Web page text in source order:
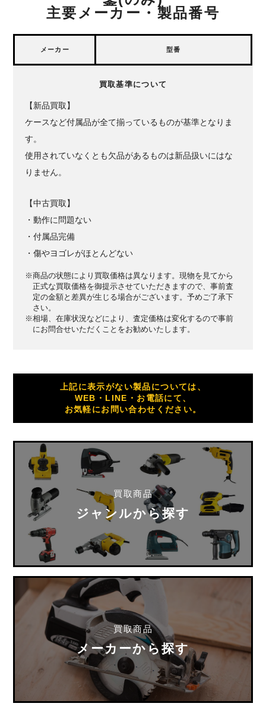
主要メーカー・製品番号
メーカー 型番
買取基準について
【新品買取】
ケースなど付属品が全て揃っているものが基準となりま
す。
使用されていなくとも欠品があるものは新品扱いにはな
りません。
【中古買取】
・動作に問題ない
・付属品完備
・傷やヨゴレがほとんどない
※商品の状態により買取価格は異なります。現物を見てから
正式な買取価格を御提示させていただきますので、事前査
定の金額と差異が生じる場合がございます。予めご了承下
さい。
※相場、在庫状況などにより、査定価格は変化するので事前
にお問合せいただくことをお勧めいたします。
上記に表示がない製品については、
WEB・LINE・お電話にて、
お気軽にお問い合わせください。
買取商品
ジャンルから探す
買取商品
メーカーから探す